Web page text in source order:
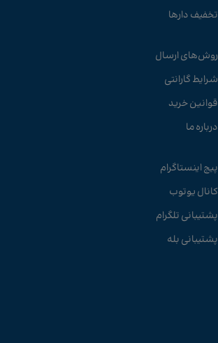
تخفیف دارها
روش‌های ارسال
شرایط گارانتی
قوانین خرید
درباره ما
پیج اینستاگرام
کانال یوتوب
پشتیبانی تلگرام
پشتیبانی بله